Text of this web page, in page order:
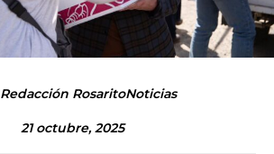
Redacción RosaritoNoticias
21 octubre, 2025